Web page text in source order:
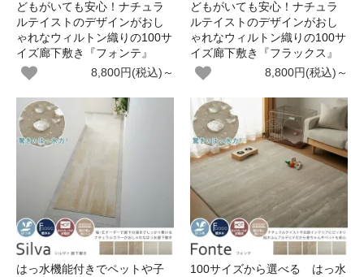
どもがいても安心！ナチュラ
ルテイストのデザインがおし
ゃれなウィルトン織りの100サ
イズ廊下敷き『フォンテ』
8,800円(税込)～
どもがいても安心！ナチュラ
ルテイストのデザインがおし
ゃれなウィルトン織りの100サ
イズ廊下敷き『フラックス』
8,800円(税込)～
はっ水機能付きでペットや子
100サイズから選べる はっ水